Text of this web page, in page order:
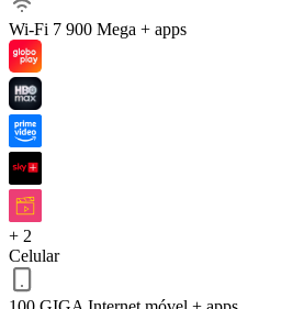
Wi-Fi 7 900 Mega + apps
+ 2
Celular